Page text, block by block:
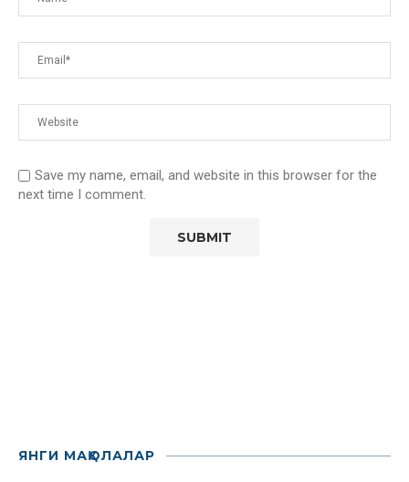
Save my name, email, and website in this browser for the
next time I comment.
ЯНГИ МАҚОЛАЛАР